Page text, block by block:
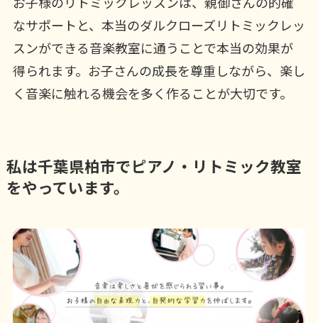
なサポートと、本当のダルクローズリトミックレッ
スンができる音楽教室に通うことで本当の効果が
得られます。お子さんの成長を尊重しながら、楽し
く音楽に触れる機会を多く作ることが大切です。
私は千葉県柏市でピアノ・リトミック教室
をやっています。